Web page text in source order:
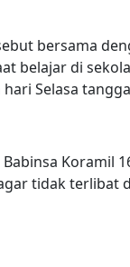
bersama
belajar di
Selasa
Babinsa Koramil
tidak terlibat